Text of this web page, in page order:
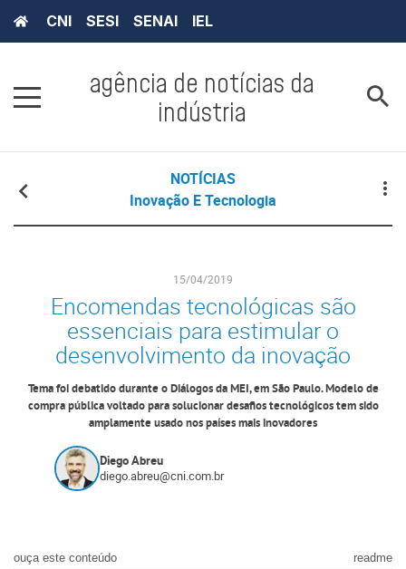
CNI SESI SENAI IEL
agência de notícias da
indústria
NOTÍCIAS
Inovação E Tecnologia
15/04/2019
Encomendas tecnológicas são
essenciais para estimular o
desenvolvimento da inovação
Tema foi debatido durante o Diálogos da MEI, em São Paulo. Modelo de
compra pública voltado para solucionar desafios tecnológicos tem sido
amplamente usado nos países mais inovadores
Diego Abreu
diego.abreu@cni.com.br
ouça este conteúdo readme